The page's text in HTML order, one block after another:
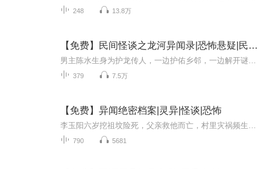
248 13.8万
【免费】民间怪谈之龙河异闻录|恐怖悬疑|民间怪谈|AI多播
379 7.5万
【免费】异闻绝密档案|灵异|怪谈|恐怖
790 5681